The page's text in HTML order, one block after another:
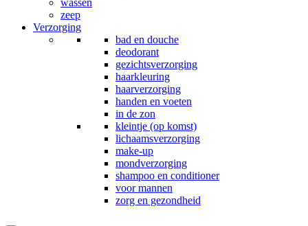
wassen
zeep
Verzorging
bad en douche
deodorant
gezichtsverzorging
haarkleuring
haarverzorging
handen en voeten
in de zon
kleintje (op komst)
lichaamsverzorging
make-up
mondverzorging
shampoo en conditioner
voor mannen
zorg en gezondheid